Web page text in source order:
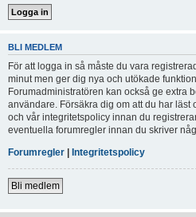
BLI MEDLEM
För att logga in så måste du vara
minut men ger dig nya och utökade
Forumadministratören kan också ge extra
användare. Försäkra dig om att du har
och vår integritetspolicy innan du
eventuella forumregler innan du skriver
Forumregler | Integritetspolicy
Bli medlem